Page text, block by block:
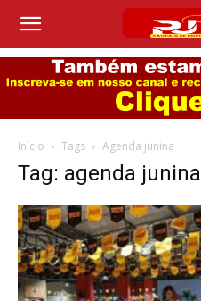
Início Tags Agenda junina
Tag: agenda junina